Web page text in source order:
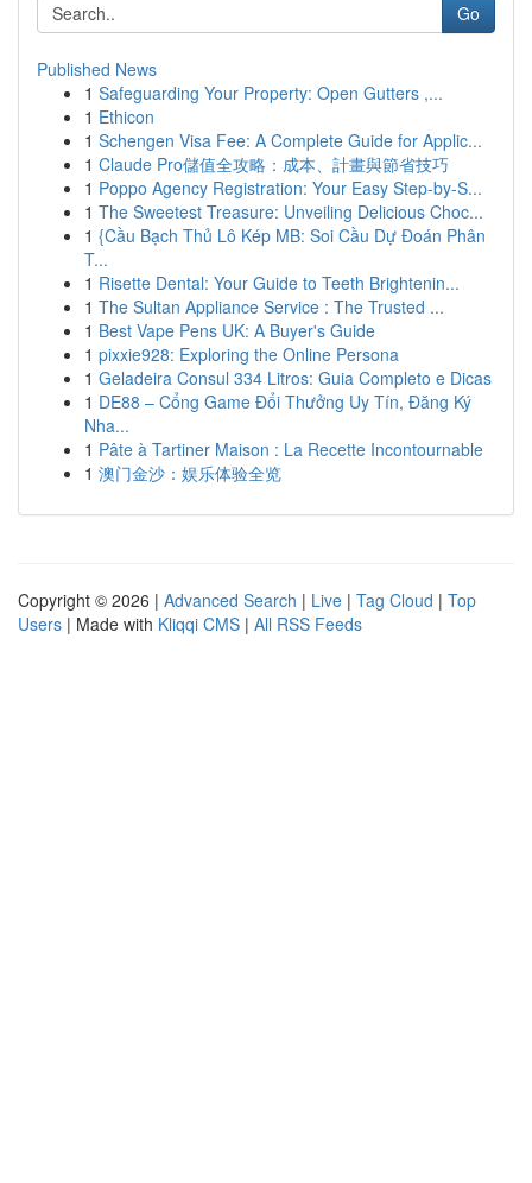
Go
Published News
1 Safeguarding Your Property: Open Gutters ,...
1 Ethicon
1 Schengen Visa Fee: A Complete Guide for Applic...
1 Claude Pro儲值全攻略：成本、計畫與節省技巧
1 Poppo Agency Registration: Your Easy Step-by-S...
1 The Sweetest Treasure: Unveiling Delicious Choc...
1 {Cầu Bạch Thủ Lô Kép MB: Soi Cầu Dự Đoán Phân
T...
1 Risette Dental: Your Guide to Teeth Brightenin...
1 The Sultan Appliance Service : The Trusted ...
1 Best Vape Pens UK: A Buyer's Guide
1 pixxie928: Exploring the Online Persona
1 Geladeira Consul 334 Litros: Guia Completo e Dicas
1 DE88 – Cổng Game Đổi Thưởng Uy Tín, Đăng Ký
Nha...
1 Pâte à Tartiner Maison : La Recette Incontournable
1 澳门金沙：娱乐体验全览
Copyright © 2026 | Advanced Search | Live | Tag Cloud | Top
Users | Made with Kliqqi CMS | All RSS Feeds